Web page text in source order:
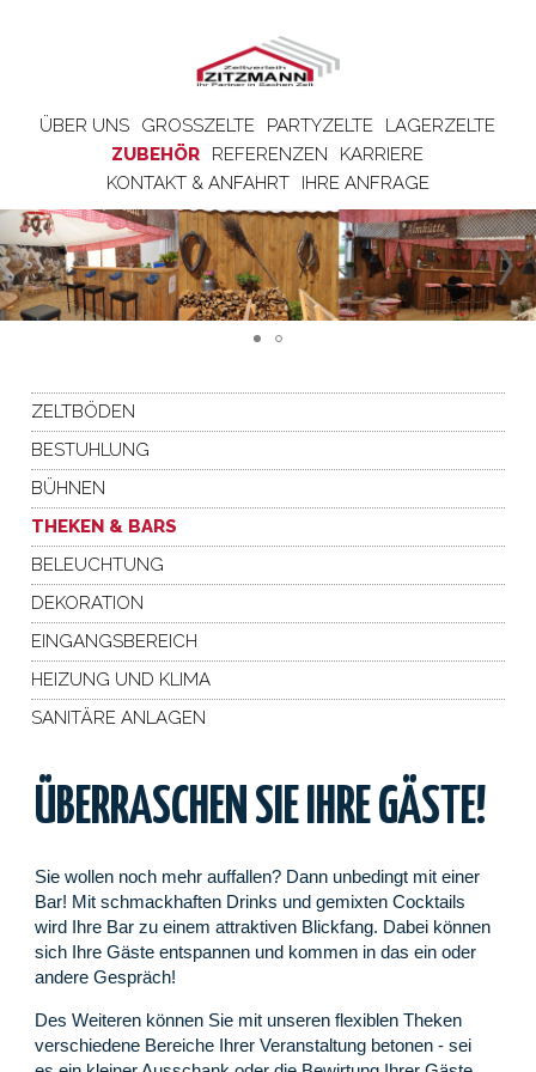
ÜBER UNS GROSSZELTE PARTYZELTE
LAGERZELTE
ZUBEHÖR
REFERENZEN
KARRIERE
KONTAKT & ANFAHRT
IHRE ANFRAGE
ZELTBÖDEN
BESTUHLUNG
BÜHNEN
THEKEN & BARS
BELEUCHTUNG
DEKORATION
EINGANGSBEREICH
HEIZUNG UND KLIMA
SANITÄRE ANLAGEN
ÜBERRASCHEN SIE IHRE GÄSTE!
Sie wollen noch mehr auffallen? Dann unbedingt mit einer
Bar! Mit schmackhaften Drinks und gemixten Cocktails
wird Ihre Bar zu einem attraktiven Blickfang. Dabei können
sich Ihre Gäste entspannen und kommen in das ein oder
andere Gespräch!
Des Weiteren können Sie mit unseren flexiblen Theken
verschiedene Bereiche Ihrer Veranstaltung betonen - sei